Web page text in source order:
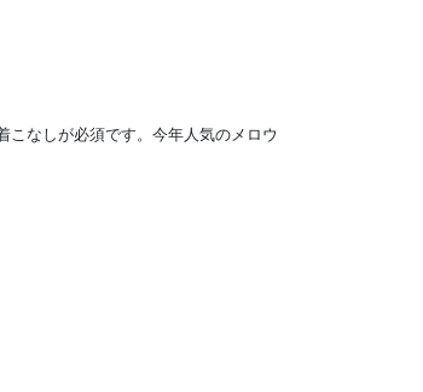
なしが必須です。今年人気のメロウ